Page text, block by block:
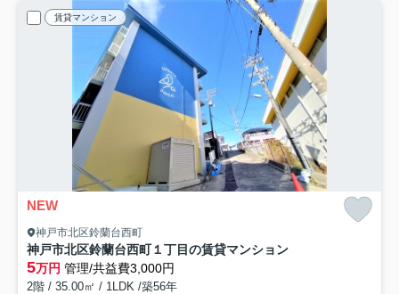
賃貸マンション
NEW
神戸市北区鈴蘭台西町
神戸市北区鈴蘭台西町１丁目の賃貸マンション
5万円 管理/共益費3,000円
2階 / 35.00㎡ / 1LDK /築56年